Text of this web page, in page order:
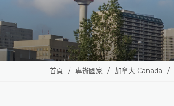
首頁 專辦國家 加拿大 Canada